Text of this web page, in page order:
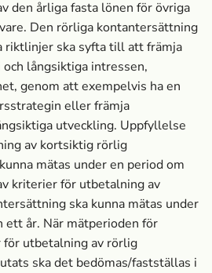
den årliga fasta lönen för övriga
Den rörliga kontantersättning
riktlinjer ska syfta till att främja
långsiktiga intressen,
genom att exempelvis ha en
eller främja
utveckling. Uppfyllelse
av kortsiktig rörlig
mätas under en period om
kriterier för utbetalning av
ska kunna mätas under
ett år. När mätperioden för
utbetalning av rörlig
ska det bedömas/fastställas i